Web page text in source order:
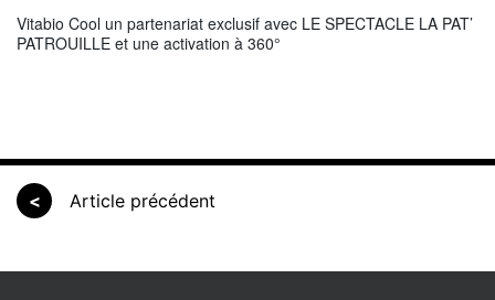
Vitabio Cool un partenariat exclusif avec LE SPECTACLE LA PAT’
PATROUILLE et une activation à 360°
< Article précédent